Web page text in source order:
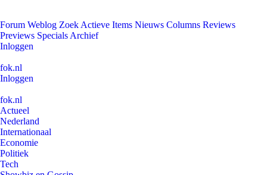
Forum Weblog Zoek Actieve Items Nieuws Columns Reviews
Previews Specials Archief
Inloggen
fok.nl
Inloggen
fok.nl
Actueel
Nederland
Internationaal
Economie
Politiek
Tech